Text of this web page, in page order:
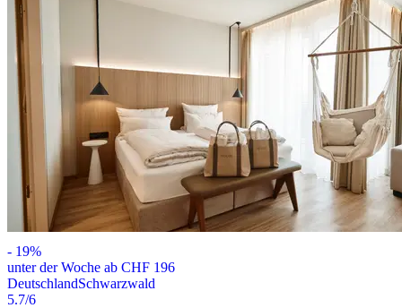
- 19%
unter der Woche ab CHF 196
DeutschlandSchwarzwald
5.7/6